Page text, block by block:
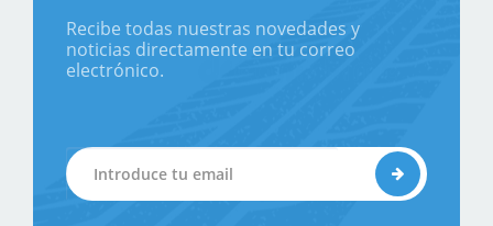
Recibe todas nuestras novedades y
noticias directamente en tu correo
electrónico.